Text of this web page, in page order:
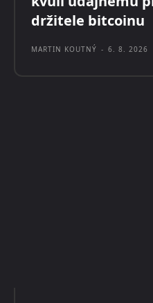
držitele bitcoinu
MARTIN KOUTNÝ - 6. 8. 2026